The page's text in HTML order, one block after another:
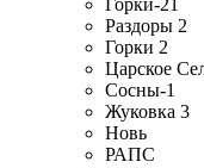
Раздоры 2
Горки 2
Царское
Сосны-1
Жуковка 3
Новь
РАПС